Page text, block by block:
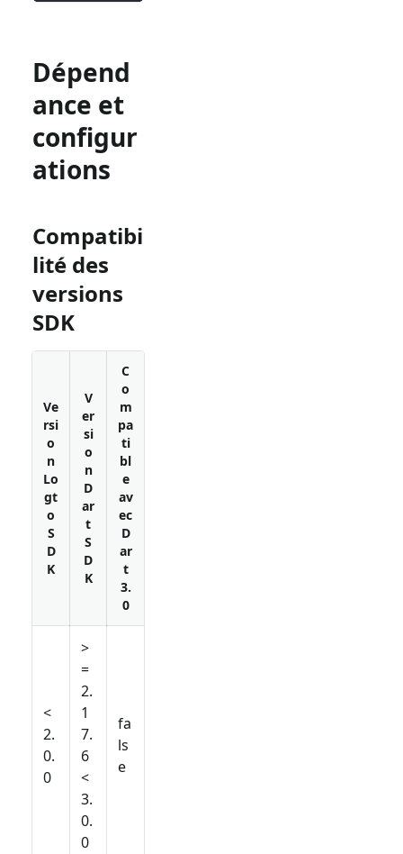
Dépend
ance et
configur
ations
Compatibi
lité des
versions
SDK
Ve
rsi
o
n
Lo
gt
o
S
D
K
V
er
si
o
n
D
ar
t
S
D
K
C
o
m
pa
ti
bl
e
av
ec
D
ar
t
3.
0
<
2.
0.
0
>
=
2.
1
7.
6
<
3.
0.
0
fa
ls
e